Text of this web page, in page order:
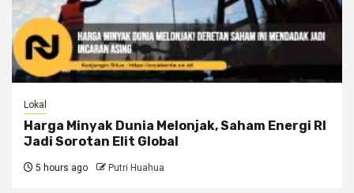
Lokal
Harga Minyak Dunia Melonjak, Saham Energi RI
Jadi Sorotan Elit Global
5 hours ago Putri Huahua